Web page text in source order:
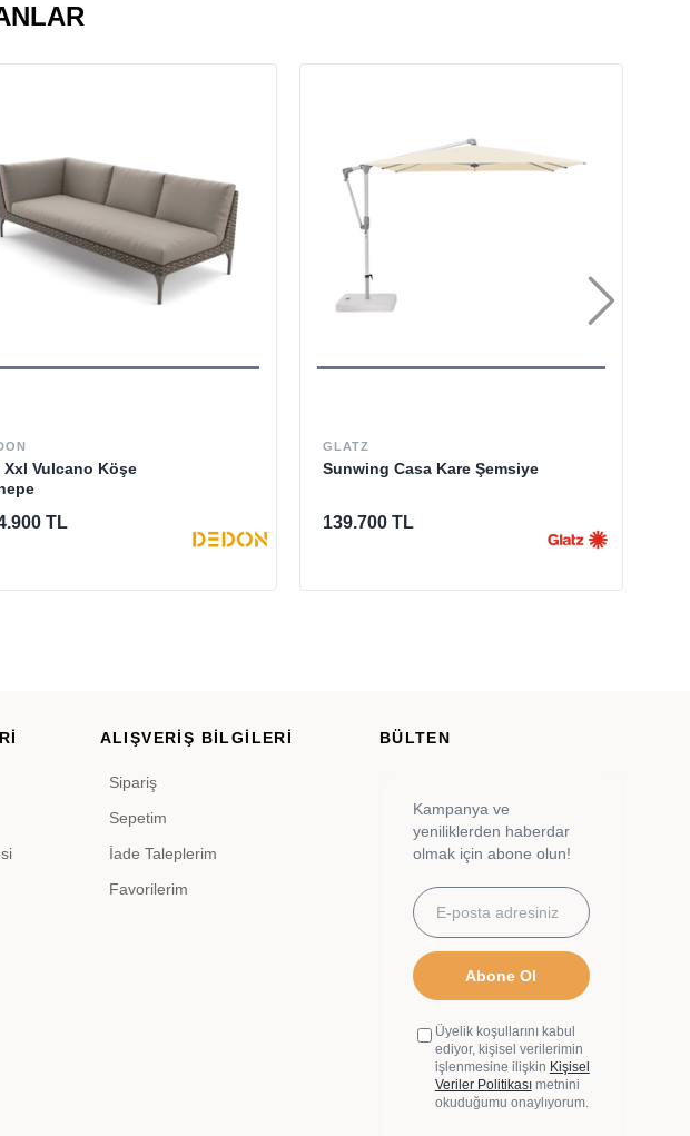
Xxl Vulcano Köşe
TL
GLATZ
Sunwing Casa Kare Şemsiye
139.700 TL
ALIŞVERİŞ BİLGİLERİ
Sipariş
Sepetim
İade Taleplerim
Favorilerim
BÜLTEN
Kampanya ve
yeniliklerden haberdar
olmak için abone olun!
Abone Ol
Üyelik koşullarını kabul
ediyor, kişisel verilerimin
işlenmesine ilişkin Kişisel
Veriler Politikasımetnini
okuduğumu onaylıyorum.